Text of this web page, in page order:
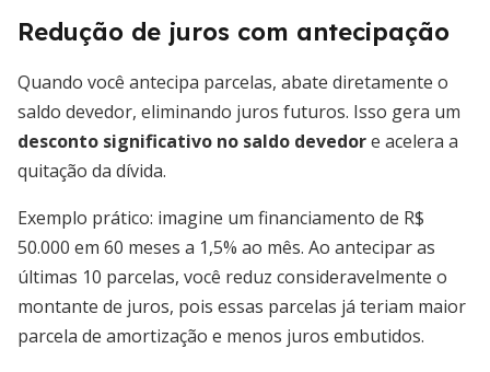
Redução de juros com antecipação
Quando você antecipa parcelas, abate diretamente o
saldo devedor, eliminando juros futuros. Isso gera um
desconto significativo no saldo devedore acelera a
quitação da dívida.
Exemplo prático: imagine um financiamento de R$
50.000 em 60 meses a 1,5% ao mês. Ao antecipar as
últimas 10 parcelas, você reduz consideravelmente o
montante de juros, pois essas parcelas já teriam maior
parcela de amortização e menos juros embutidos.